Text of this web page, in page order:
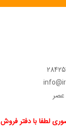
لطفا با دفتر فروش